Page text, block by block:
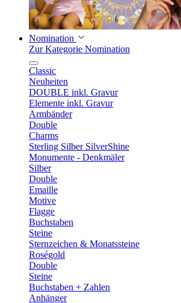
Nomination
Zur Kategorie Nomination
Classic
Neuheiten
DOUBLE inkl. Gravur
Elemente inkl. Gravur
Armbänder
Double
Charms
Sterling Silber SilverShine
Monumente - Denkmäler
Silber
Double
Emaille
Motive
Flagge
Buchstaben
Steine
Sternzeichen & Monatssteine
Roségold
Double
Steine
Buchstaben + Zahlen
Anhänger